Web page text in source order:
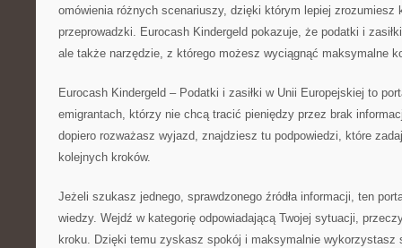
omówienia różnych scenariuszy, dzięki którym lepiej zrozumiesz
przeprowadzki. Eurocash Kindergeld pokazuje, że podatki i
ale także narzędzie, z którego możesz wyciągnąć maksymalne
Eurocash Kindergeld – Podatki i zasiłki w Unii Europejskiej to
emigrantach, którzy nie chcą tracić pieniędzy przez brak
dopiero rozważasz wyjazd, znajdziesz tu podpowiedzi, które
kolejnych kroków.
Jeżeli szukasz jednego, sprawdzonego źródła informacji, ten
wiedzy. Wejdź w kategorię odpowiadającą Twojej sytuacji,
kroku. Dzięki temu zyskasz spokój i maksymalnie wykorzystasz